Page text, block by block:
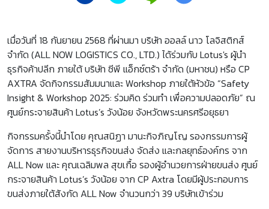
เมื่อวันที่ 18 กันยายน 2568 ที่ผ่านมา บริษัท ออลล์ นาว โลจิสติกส์
จำกัด (ALL NOW LOGISTICS CO., LTD.) ได้ร่วมกับ Lotus's ผู้นำ
ธุรกิจค้าปลีก ภายใต้ บริษัท ซีพี แอ็กซ์ตร้า จำกัด (มหาชน) หรือ CP
AXTRA จัดกิจกรรมสัมมนาและ Workshop ภายใต้หัวข้อ “Safety
Insight & Workshop 2025: ร่วมคิด ร่วมทำ เพื่อความปลอดภัย” ณ
ศูนย์กระจายสินค้า Lotus’s วังน้อย จังหวัดพระนครศรีอยุธยา
กิจกรรมครั้งนี้นำโดย คุณสนิฏา มานะกิจภิญโญ รองกรรมการผู้
จัดการ สายงานบริหารธุรกิจขนส่ง จัดส่ง และกลยุทธ์องค์กร จาก
ALL Now และ คุณเฉลิมพล สุขเกื้อ รองผู้อำนวยการฝ่ายขนส่ง ศูนย์
กระจายสินค้า Lotus’s วังน้อย จาก CP Axtra โดยมีผู้ประกอบการ
ขนส่งภายใต้สังกัด ALL Now จำนวนกว่า 39 บริษัทเข้าร่วม